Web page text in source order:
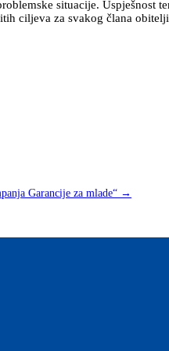
situacije. Uspješnost
ciljeva za svakog člana
Garancije za mlade“ →